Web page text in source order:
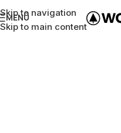
Skip to navigation
Skip to main content
MENÜ